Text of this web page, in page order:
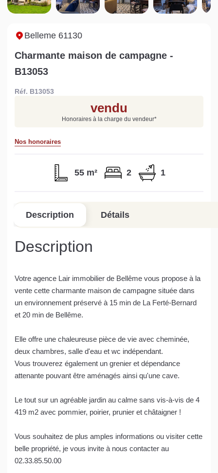
Sarthe pour booster sa
vente
quelles sont les
conséquences ?
Estimez votre bien en ligne.
en quelques clics.
Belleme 61130
Charmante maison de campagne -
B13053
Réf. B13053
vendu
Honoraires à la charge du vendeur*
Nos honoraires
55 m² 2 1
Description Détails
Description
Votre agence Lair immobilier de Bellême vous propose à la
vente cette charmante maison de campagne située dans
un environnement préservé à 15 min de La Ferté-Bernard
et 20 min de Bellême.
Elle offre une chaleureuse pièce de vie avec cheminée,
deux chambres, salle d'eau et wc indépendant.
Vous trouverez également un grenier et dépendance
attenante pouvant être aménagés ainsi qu'une cave.
Le tout sur un agréable jardin au calme sans vis-à-vis de 4
419 m2 avec pommier, poirier, prunier et châtaigner !
Vous souhaitez de plus amples informations ou visiter cette
belle propriété, je vous invite à nous contacter au
02.33.85.50.00